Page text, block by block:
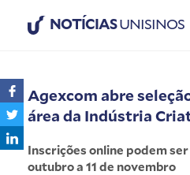
NOTÍCIASUNISINOS
Agexcom abre
área da Indústria
Inscrições online podem
outubro a 11 de novembro